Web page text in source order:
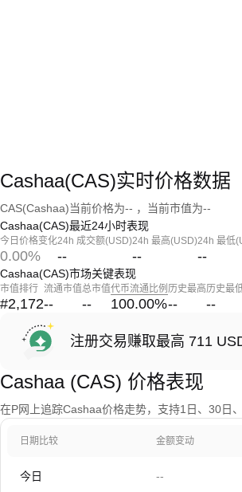
Cashaa(CAS)实时价格数据
CAS(Cashaa)当前价格为-- ，当前市值为--
Cashaa(CAS)最近24小时表现
今日价格变化
0.00%
24h 成交额(USD)
--
24h 最高(USD)
--
24h 最低
--
Cashaa(CAS)市场关键表现
市值排行
#2,172
流通市值
--
总市值
--
代币流通比例
100.00%
历史最高
--
历史最
--
注册交易赚取最高 711
Cashaa (CAS) 价格表现
在P网上追踪Cashaa价格走势，支持1日、30日
日期比较 金额变动
今日 --